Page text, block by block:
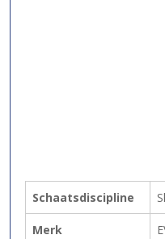
Schaatsdiscipline
Merk